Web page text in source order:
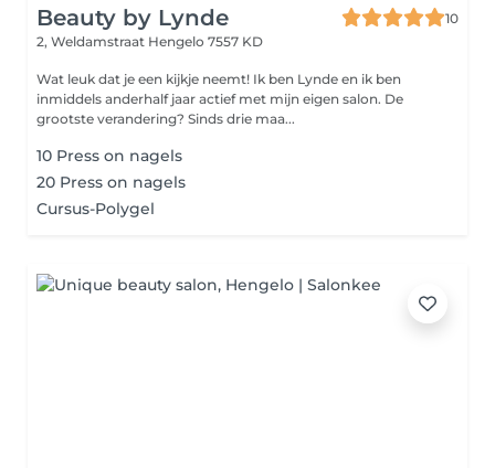
Beauty by Lynde
10
2, Weldamstraat Hengelo 7557 KD
Wat leuk dat je een kijkje neemt! Ik ben Lynde en ik ben
inmiddels anderhalf jaar actief met mijn eigen salon. De
grootste verandering? Sinds drie maa...
10 Press on nagels
20 Press on nagels
Cursus-Polygel